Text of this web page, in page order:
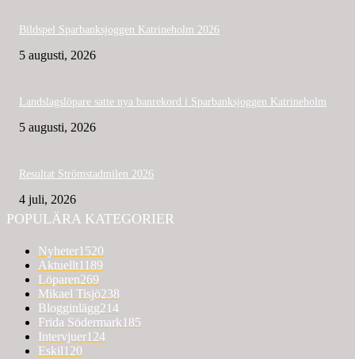
Bildspel Sparbanksjoggen Katrineholm 2026
5 augusti, 2026
Landslagslöpare satte nya banrekord i Sparbanksjoggen Katrineholm
5 augusti, 2026
Resultat Strömstadmilen 2026
4 juli, 2026
POPULÄRA KATEGORIER
Nyheter1520
Aktuellt1189
Löparen269
Mikael Tisjö238
Blogginlägg214
Frida Södermark185
Intervjuer124
Eskil120